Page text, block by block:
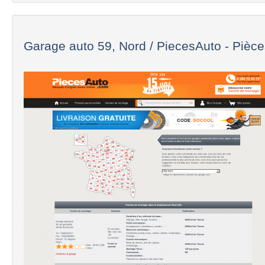
Garage auto 59, Nord / PiecesAuto -